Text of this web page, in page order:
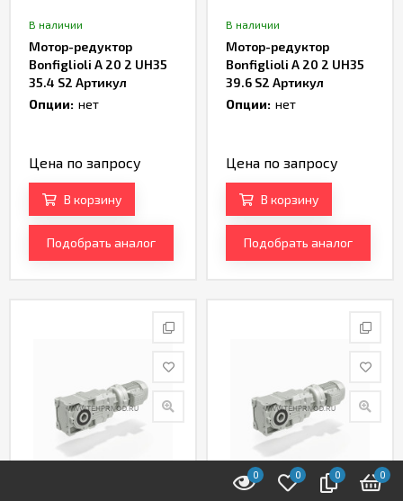
В наличии
Мотор-редуктор
Bonfiglioli A 20 2 UH35
35.4 S2 Артикул
TH232995
Опции: нет
Цена по запросу
В корзину
Подобрать аналог
В наличии
Мотор-редуктор
Bonfiglioli A 20 2 UH35
39.6 S2 Артикул
TH232997
Опции: нет
Цена по запросу
В корзину
Подобрать аналог
0 0 0 0